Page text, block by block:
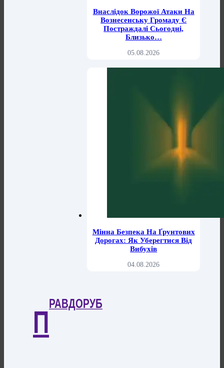
Внаслідок Ворожої Атаки На
Вознесенську Громаду Є
Постраждалі Сьогодні,
Близько…
05.08.2026
Мінна Безпека На Ґрунтових
Дорогах: Як Уберегтися Від
Вибухів
04.08.2026
П
РАВДОРУБ